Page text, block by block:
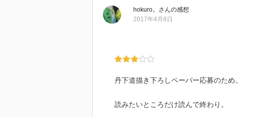
hokuro。 さんの感想
2017年4月8日
丹下道描き下ろしペーパー応募のため。
読みたいところだけ読んで終わり。